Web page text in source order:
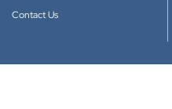
Contact Us